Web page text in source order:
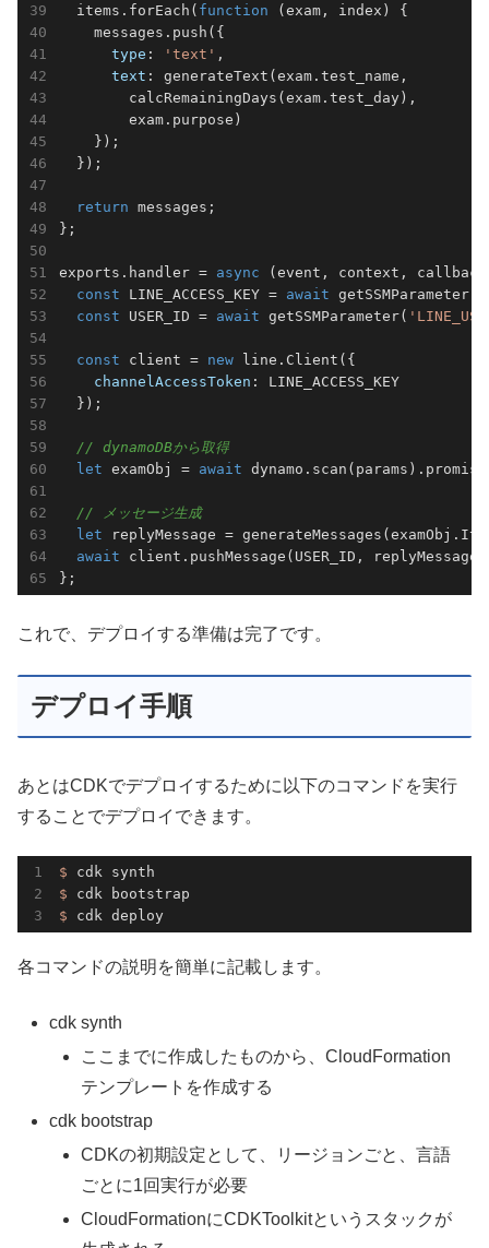
  items.forEach(
function (exam, index ) {
    messages.push({
type : 'text' ,
text : generateText(exam.test_name,
        calcRemainingDays(exam.test_day),
        exam.purpose)
    });
});
return messages;
};
exports.handler = async (event, context,
const LINE_ACCESS_KEY = await getSSMParameter(
const USER_ID = await getSSMParameter(
const client = new line.Client({
channelAccessToken : LINE_ACCESS_KEY
});
// dynamoDBから取得
let examObj = await
// メッセージ生成
let replyMessage =
await client.pushMessage(USER_ID,
};
これで、デプロイする準備は完了です。
デプロイ手順
あとはCDKでデプロイするために以下のコマンドを実行
することでデプロイできます。
$
$
$ cdk deploy
各コマンドの説明を簡単に記載します。
cdk synth
ここまでに作成したものから、CloudFormation
テンプレートを作成する
cdk bootstrap
CDKの初期設定として、リージョンごと、言語
ごとに1回実行が必要
CloudFormationにCDKToolkitというスタックが